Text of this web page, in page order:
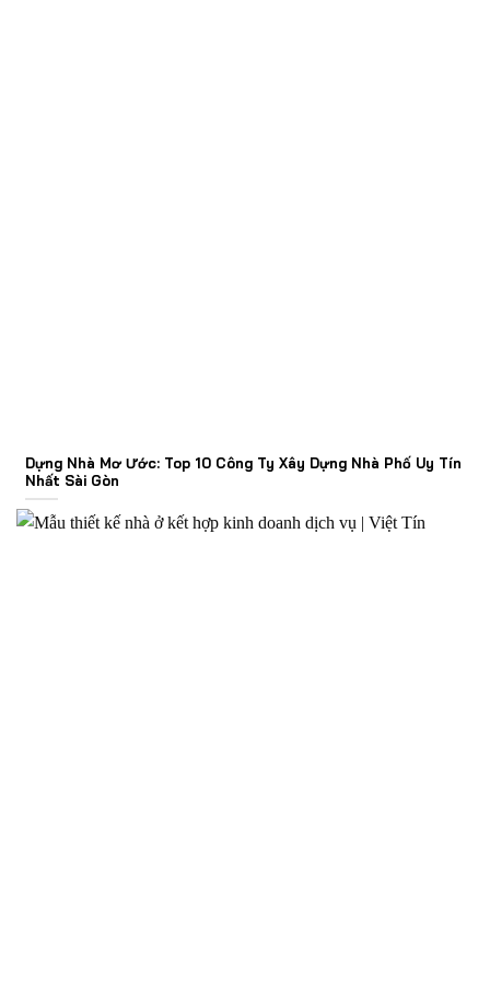
Dựng Nhà Mơ Ước: Top 10 Công Ty Xây Dựng Nhà Phố Uy Tín
Nhất Sài Gòn